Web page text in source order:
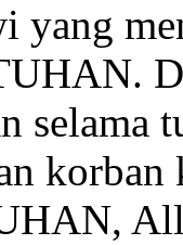
yang
selama
korban